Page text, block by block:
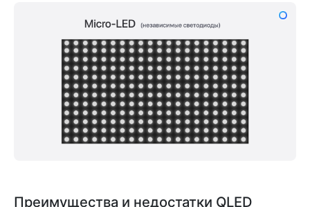
Преимущества и недостатки QLED